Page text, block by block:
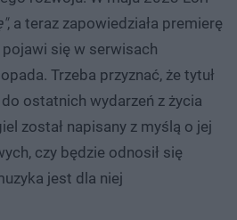
, a teraz zapowiedziała premierę
pojawi się w serwisach
Trzeba przyznać, że tytuł
ostatnich wydarzeń z życia
został napisany z myślą o jej
czy będzie odnosił się
jest dla niej